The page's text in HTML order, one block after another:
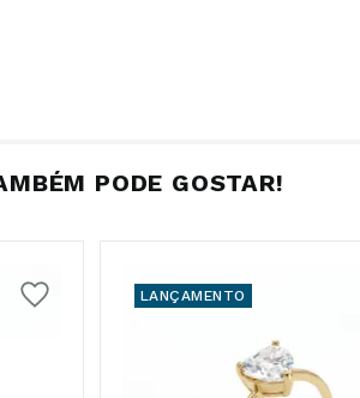
PODE GOSTAR!
LANÇAMENTO